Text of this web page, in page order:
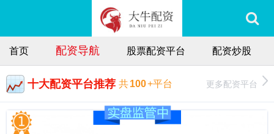
首页 配资导航 股票配资平台 配资炒股
十大配资平台推荐 共100+平台 更多配资平台